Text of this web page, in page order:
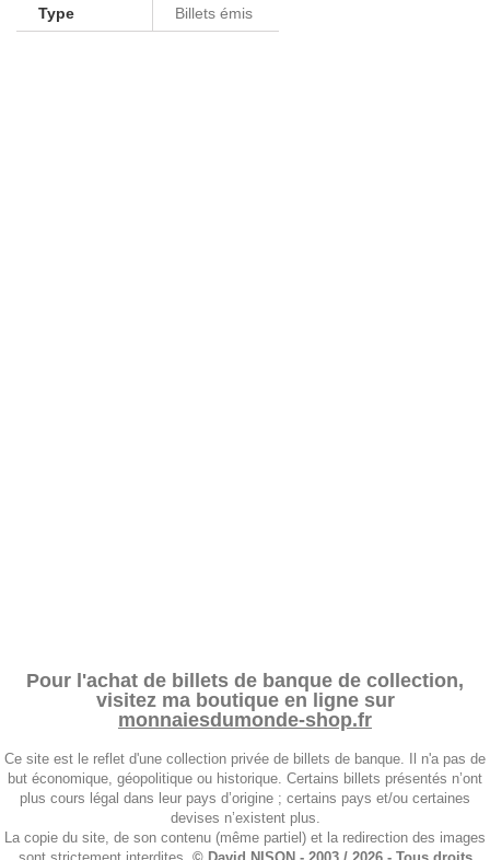
Type Billets émis
Pour l'achat de billets de banque de collection,
visitez ma boutique en ligne sur
monnaiesdumonde-shop.fr
Ce site est le reflet d'une collection privée de billets de banque. Il n'a pas de
but économique, géopolitique ou historique. Certains billets présentés n’ont
plus cours légal dans leur pays d’origine ; certains pays et/ou certaines
devises n’existent plus.
La copie du site, de son contenu (même partiel) et la redirection des images